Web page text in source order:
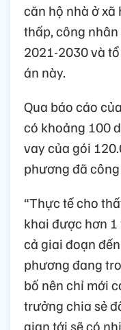
căn hộ nhà ở
thấp, công
2021-2030 và
án này.
Qua báo cáo
có khoảng 100
vay của gói
phương đã
“Thực tế cho
khai được hơn
cả giai đoạn
phương đang
bố nên chỉ mới
trưởng chia sẻ
gian tới sẽ có